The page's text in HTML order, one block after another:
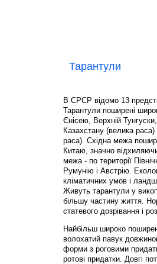
Тарантули
В СРСР відомо 13
Тарантули поширені
Єнісею, Верхній
Казахстану (велика
раса). Східна межа
Китаю, значно
межа - по території
Румунію і Австрію.
кліматичних умов і
Живуть тарантули у
більшу частину життя.
статевого дозрівання і
Найбільш широко
волохатий павук
форми з роговими
ротові придатки. Довгі